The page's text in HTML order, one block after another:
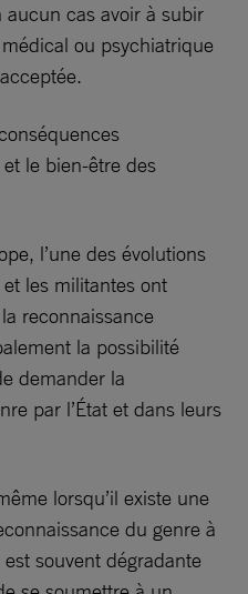
aucun cas avoir à subir
ou psychiatrique
le bien-être des
l’une des évolutions
les militantes ont
reconnaissance
la possibilité
demander la
par l’État et dans leurs
lorsqu’il existe une
du genre à
souvent dégradante